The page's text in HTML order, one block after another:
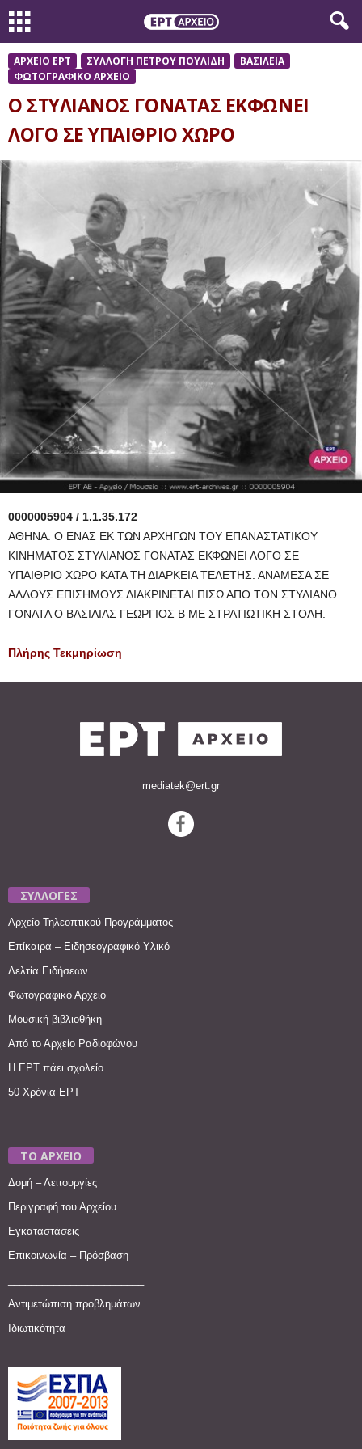
ΑΡΧΕΙΟ ΕΡΤ ΣΥΛΛΟΓΗ ΠΕΤΡΟΥ ΠΟΥΛΙΔΗ
ΒΑΣΙΛΕΙΑ
ΦΩΤΟΓΡΑΦΙΚΟ ΑΡΧΕΙΟ
Ο ΣΤΥΛΙΑΝΟΣ ΓΟΝΑΤΑΣ ΕΚΦΩΝΕΙ
ΛΟΓΟ ΣΕ ΥΠΑΙΘΡΙΟ ΧΩΡΟ
0000005904 / 1.1.35.172
ΑΘΗΝΑ. Ο ΕΝΑΣ ΕΚ ΤΩΝ ΑΡΧΗΓΩΝ ΤΟΥ ΕΠΑΝΑΣΤΑΤΙΚΟΥ
ΚΙΝΗΜΑΤΟΣ ΣΤΥΛΙΑΝΟΣ ΓΟΝΑΤΑΣ ΕΚΦΩΝΕΙ ΛΟΓΟ ΣΕ
ΥΠΑΙΘΡΙΟ ΧΩΡΟ ΚΑΤΑ ΤΗ ΔΙΑΡΚΕΙΑ ΤΕΛΕΤΗΣ. ΑΝΑΜΕΣΑ ΣΕ
ΑΛΛΟΥΣ ΕΠΙΣΗΜΟΥΣ ΔΙΑΚΡΙΝΕΤΑΙ ΠΙΣΩ ΑΠΟ ΤΟΝ ΣΤΥΛΙΑΝΟ
ΓΟΝΑΤΑ Ο ΒΑΣΙΛΙΑΣ ΓΕΩΡΓΙΟΣ Β ΜΕ ΣΤΡΑΤΙΩΤΙΚΗ ΣΤΟΛΗ.
Πλήρης Τεκμηρίωση
mediatek@ert.gr
ΣΥΛΛΟΓΕΣ
Αρχείο Τηλεοπτικού Προγράμματος
Επίκαιρα – Ειδησεογραφικό Υλικό
Δελτία Ειδήσεων
Φωτογραφικό Αρχείο
Μουσική βιβλιοθήκη
Από το Αρχείο Ραδιοφώνου
Η ΕΡΤ πάει σχολείο
50 Χρόνια ΕΡΤ
ΤΟ ΑΡΧΕΙΟ
Δομή – Λειτουργίες
Περιγραφή του Αρχείου
Εγκαταστάσεις
Επικοινωνία – Πρόσβαση
Αντιμετώπιση προβλημάτων
Ιδιωτικότητα